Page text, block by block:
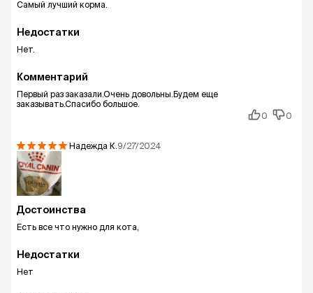
Самый лучший корма.
Недостатки
Нет.
Комментарий
Первый раз заказали.Очень довольны.Будем еще
заказывать.Спасибо большое.
0
0
Надежда К. 9/27/2024
Достоинства
Есть все что нужно для кота,
Недостатки
Нет